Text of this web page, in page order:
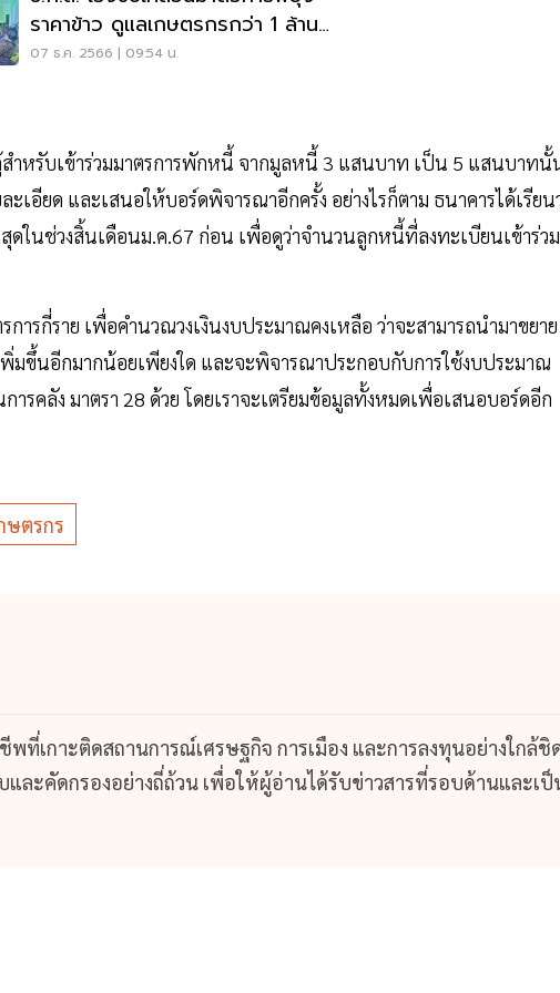
ราคาข้าว ดูแลเกษตรกรกว่า 1 ล้าน
ราย
07 ธ.ค. 2566 | 09:54 น.
สำหรับเข้าร่วมมาตรการพักหนี้ จากมูลหนี้ 3 แสนบาท เป็น 5 แสนบาทนั้
เอียด และเสนอให้บอร์ดพิจารณาอีกครั้ง อย่างไรก็ตาม ธนาคารได้เรียน
ดในช่วงสิ้นเดือนม.ค.67 ก่อน เพื่อดูว่าจำนวนลูกหนี้ที่ลงทะเบียนเข้าร่วม
การกี่ราย เพื่อคำนวณวงเงินงบประมาณคงเหลือ ว่าจะสามารถนำมาขยาย
มขึ้นอีกมากน้อยเพียงใด และจะพิจารณาประกอบกับการใช้งบประมาณ
ารคลัง มาตรา 28 ด้วย โดยเราจะเตรียมข้อมูลทั้งหมดเพื่อเสนอบอร์ดอีก
ษตรกร
พที่เกาะติดสถานการณ์เศรษฐกิจ การเมือง และการลงทุนอย่างใกล้ชิ
ละคัดกรองอย่างถี่ถ้วน เพื่อให้ผู้อ่านได้รับข่าวสารที่รอบด้านและเป็